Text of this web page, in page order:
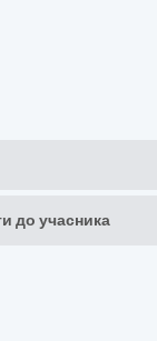
до учасника